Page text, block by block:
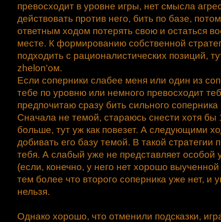
превосходит в уровне игры, нет смысла
действовать против него, бить по базе,
ответным ходом потерять свою и остаться
месте. К формированию собственной
подходить с рационалистических позиций,
zhelon'ом.
Если соперники слабее меня или один из
тебе по уровню или немного превосходит
предпочитаю сразу бить сильного соперника
Сначала не темой, стараюсь снести хотя
больше, тут уж как повезет. А следующими
добивать его базу темой. В такой стратегии
тебя. А слабый уже не представляет особой
(если, конечно, у него нет хорошо
тем более что второго соперника уже нет, и
нельзя.
Однако хорошо, что отменили подсказки,